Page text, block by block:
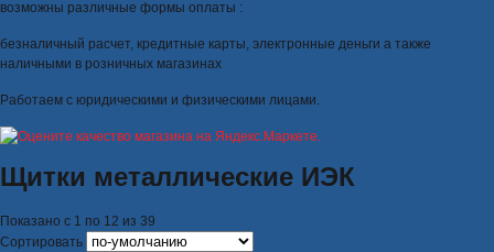
возможны различные формы оплаты :
безналичный расчет, кредитные карты, электронные деньги а также
наличными в розничных магазинах
Работаем с юридическими и физическими лицами.
Щитки металлические ИЭК
Показано с 1 по 12 из 39
Сортировать